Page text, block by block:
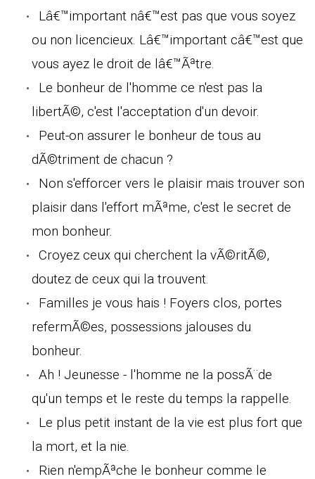
Lâ€™important nâ€™est pas que vous soyez
ou non licencieux. Lâ€™important câ€™est que
vous ayez le droit de lâ€™Ãªtre.
Le bonheur de l'homme ce n'est pas la
libertÃ©, c'est l'acceptation d'un devoir.
Peut-on assurer le bonheur de tous au
dÃ©triment de chacun ?
Non s'efforcer vers le plaisir mais trouver son
plaisir dans l'effort mÃªme, c'est le secret de
mon bonheur.
Croyez ceux qui cherchent la vÃ©ritÃ©,
doutez de ceux qui la trouvent.
Familles je vous hais ! Foyers clos, portes
refermÃ©es, possessions jalouses du
bonheur.
Ah ! Jeunesse - l'homme ne la possÃ¨de
qu'un temps et le reste du temps la rappelle.
Le plus petit instant de la vie est plus fort que
la mort, et la nie.
Rien n'empÃªche le bonheur comme le